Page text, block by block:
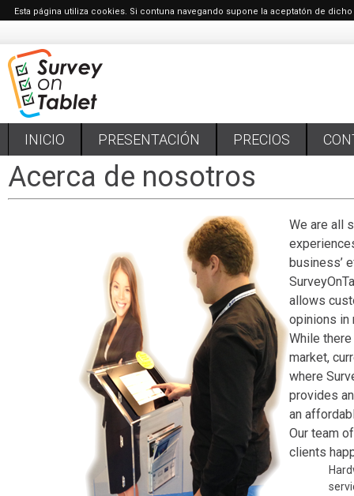
Esta página utiliza cookies. Si contuna navegando supone la aceptatón de
INICIO PRESENTACIÓN PRECIOS
Acerca de nosotros
We are all
business’
SurveyOn
allows
opinions in
While
market,
where
provides
an
Our team
clients